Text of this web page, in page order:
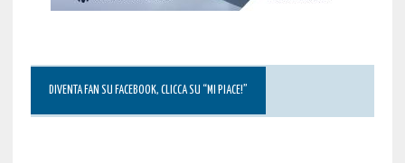
DIVENTA FAN SU FACEBOOK, CLICCA SU “MI PIACE!”